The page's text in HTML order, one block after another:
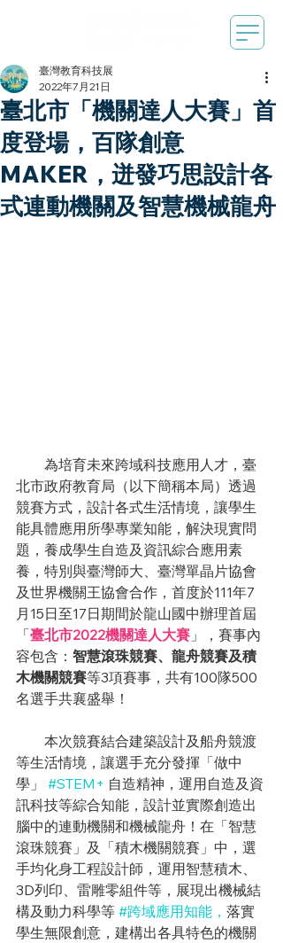
臺北市「機關達人大賽」首
度登場，百隊創意
MAKER，迸發巧思設計各
式連動機關及智慧機械龍舟
臺灣教育科技展
2022年7月21日
為培育未來跨域科技應用人才，臺
北市政府教育局（以下簡稱本局）透過
競賽方式，設計各式生活情境，讓學生
能具體應用所學專業知能，解決現實問
題，養成學生自造及資訊綜合應用素
養，特別與臺灣師大、臺灣單晶片協會
及世界機關王協會合作，首度於111年7
月15日至17日期間於龍山國中辦理首屆
「臺北市2022機關達人大賽 」，賽事內
容包含： 智慧滾珠競賽、龍舟競賽及積
木機關競賽等3項賽事，共有100隊500
名選手共襄盛舉！
本次競賽結合建築設計及船舟競渡
等生活情境，讓選手充分發揮「做中
學」
#STEM + 自造精神，運用自造及資
訊科技等綜合知能，設計並實際創造出
腦中的連動機關和機械龍舟！在「智慧
滾珠競賽」及「積木機關競賽」中，選
手均化身工程設計師，運用智慧積木、
3D列印、雷雕零組件等，展現出機械結
構及動力科學等 #跨域應用知能 ， 落實
學生無限創意，建構出各具特色的機關